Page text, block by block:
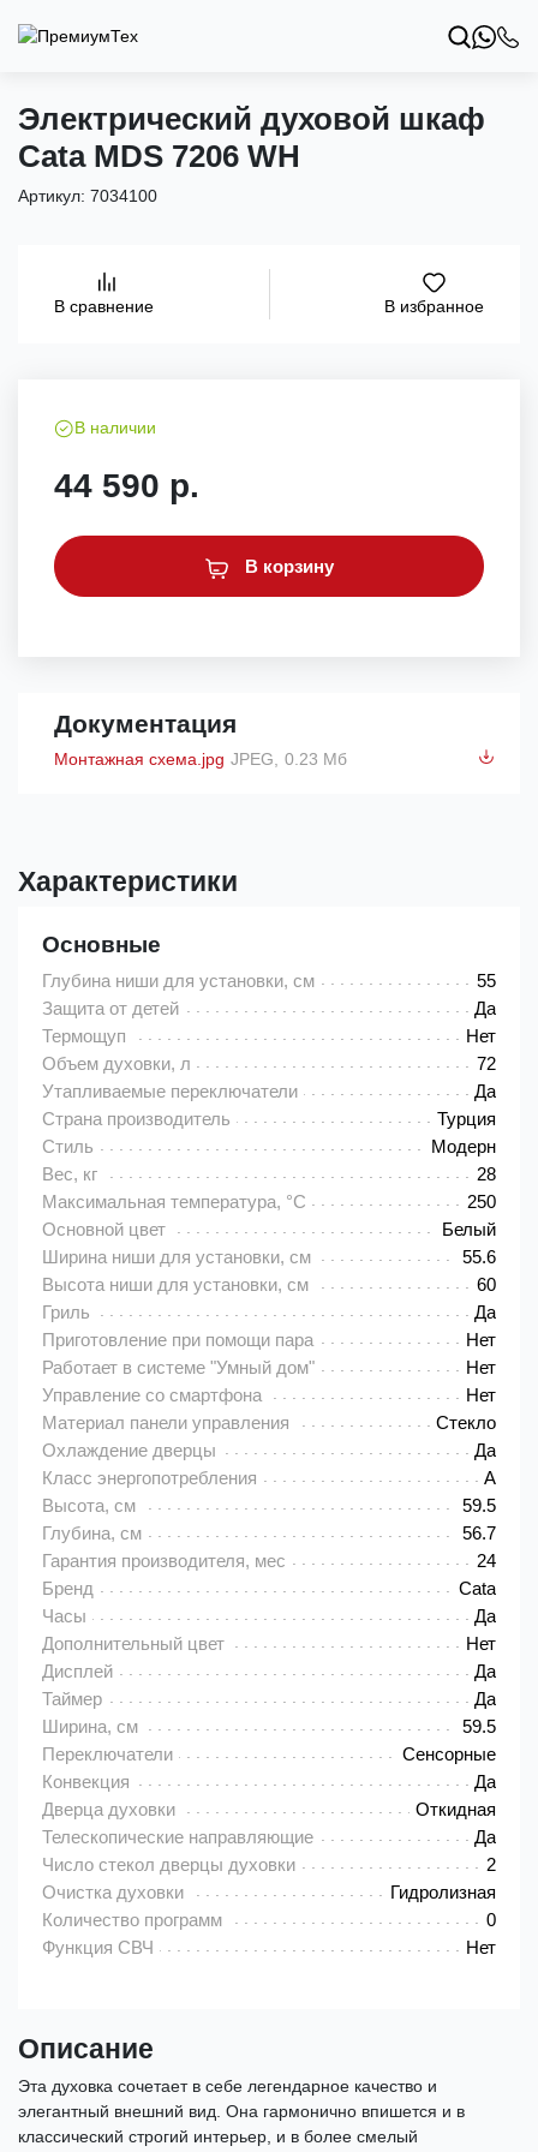
Электрический духовой шкаф
Cata MDS 7206 WH
Артикул: 7034100
В сравнение В избранное
В наличии
44 590 р.
В корзину
Документация
Монтажная схема.jpg JPEG, 0.23 Мб
Характеристики
Основные
Глубина ниши для установки, см
55
Защита от детей
Да
Термощуп
Нет
Объем духовки, л
72
Утапливаемые переключатели
Да
Страна производитель
Турция
Стиль
Модерн
Вес, кг
28
Максимальная температура, °C
250
Основной цвет
Белый
Ширина ниши для установки, см
55.6
Высота ниши для установки, см
60
Гриль
Да
Приготовление при помощи пара
Нет
Работает в системе "Умный дом"
Нет
Управление со смартфона
Нет
Материал панели управления
Стекло
Охлаждение дверцы
Да
Класс энергопотребления
A
Высота, см
59.5
Глубина, см
56.7
Гарантия производителя, мес
24
Бренд
Cata
Часы
Да
Дополнительный цвет
Нет
Дисплей
Да
Таймер
Да
Ширина, см
59.5
Переключатели
Сенсорные
Конвекция
Да
Дверца духовки
Откидная
Телескопические направляющие
Да
Число стекол дверцы духовки
2
Очистка духовки
Гидролизная
Количество программ
0
Функция СВЧ
Нет
Описание
Эта духовка сочетает в себе легендарное качество и
элегантный внешний вид. Она гармонично впишется и в
классический строгий интерьер, и в более смелый